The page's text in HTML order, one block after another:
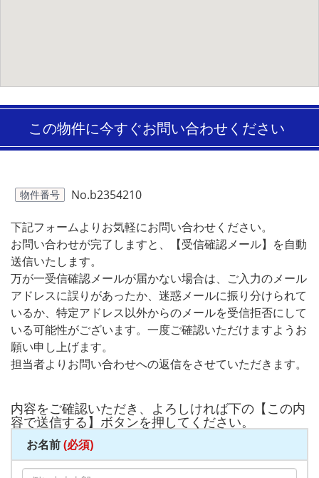
この物件に今すぐお問い合わせください
物件番号 No.b2354210
下記フォームよりお気軽にお問い合わせください。
お問い合わせが完了しますと、【受信確認メール】を自動
送信いたします。
万が一受信確認メールが届かない場合は、ご入力のメール
アドレスに誤りがあったか、迷惑メールに振り分けられて
いるか、特定アドレス以外からのメールを受信拒否にして
いる可能性がございます。一度ご確認いただけますようお
願い申し上げます。
担当者よりお問い合わせへの返信をさせていただきます。
内容をご確認いただき、よろしければ下の【この内
容で送信する】ボタンを押してください。
お名前(必須)